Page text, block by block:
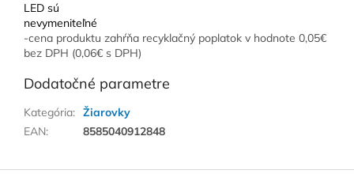
LED sú
nevymeniteľné
-cena produktu zahŕňa recyklačný poplatok v hodnote 0,05€
bez DPH (0,06€ s DPH)
Dodatočné parametre
Kategória: Žiarovky
EAN: 8585040912848